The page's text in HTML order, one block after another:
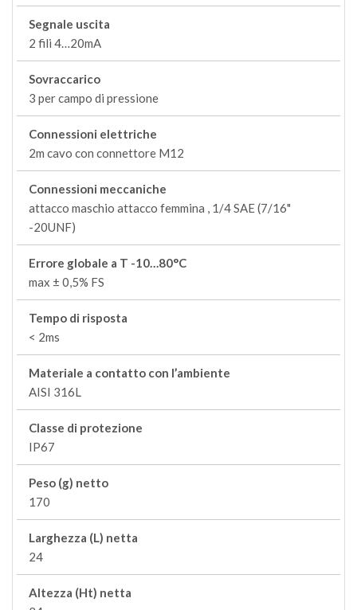
Segnale uscita
2 fili 4…20mA
Sovraccarico
3 per campo di pressione
Connessioni elettriche
2m cavo con connettore M12
Connessioni meccaniche
attacco maschio attacco femmina , 1/4 SAE (7/16"
-20UNF)
Errore globale a T -10…80°C
max ± 0,5% FS
Tempo di risposta
< 2ms
Materiale a contatto con l’ambiente
AISI 316L
Classe di protezione
IP67
Peso (g) netto
170
Larghezza (L) netta
24
Altezza (Ht) netta